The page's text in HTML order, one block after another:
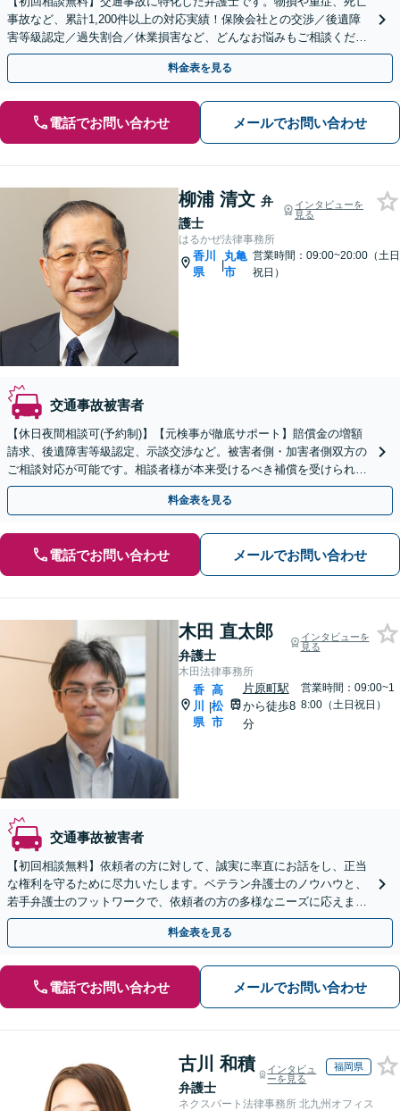
事故など、累計1,200件以上の対応実績！保険会社との交渉／後遺障
害等級認定／過失割合／休業損害など、どんなお悩みもご相談くださ
い【夜間・休日面談可】【完全個室】【片原町駅5分】
料金表を見る
電話でお問い合わせ メールでお問い合わせ
柳浦 清文 弁
護士
インタビューを
見る
はるかぜ法律事務所
香川
県
|
丸亀
市
営業時間：09:00~20:00（土日
祝日）
交通事故被害者
【休日夜間相談可(予約制)】【元検事が徹底サポート】賠償金の増額
請求、後遺障害等級認定、示談交渉など。被害者側・加害者側双方の
ご相談対応が可能です。相談者様が本来受けるべき補償を受けられる
よう、お気持ちに寄り添いつつサポートいたします。
料金表を見る
電話でお問い合わせ メールでお問い合わせ
木田 直太郎
弁護士
インタビューを
見る
木田法律事務所
香
川
県
|
高
松
市
片原町駅
から徒歩8
分
営業時間：09:00~1
8:00（土日祝日）
交通事故被害者
【初回相談無料】依頼者の方に対して、誠実に率直にお話をし、正当
な権利を守るために尽力いたします。ベテラン弁護士のノウハウと、
若手弁護士のフットワークで、依頼者の方の多様なニーズに応えま
す。
料金表を見る
電話でお問い合わせ メールでお問い合わせ
古川 和積
弁護士
インタビュ
ーを見る
福岡県
ネクスパート法律事務所 北九州オフィス